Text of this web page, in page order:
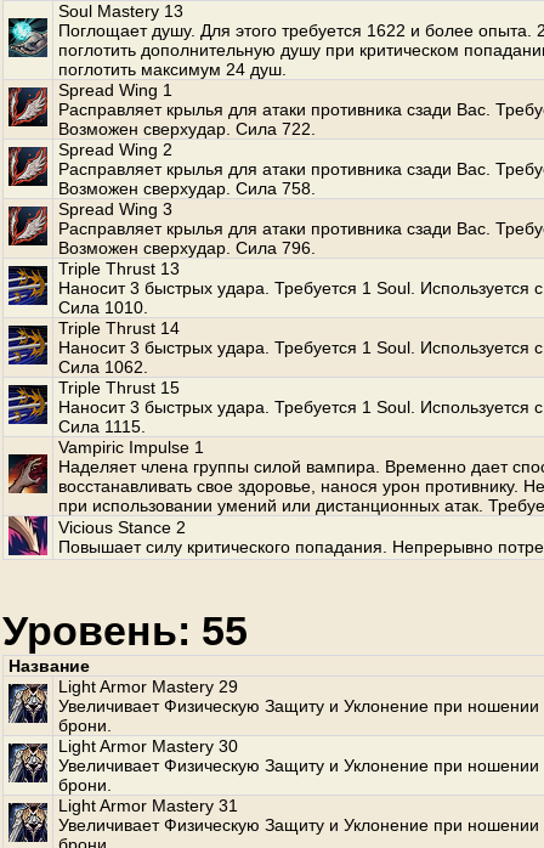
Soul Mastery 13
Поглощает душу. Для этого требуется 1622 и более опыта.
поглотить дополнительную душу при критическом
поглотить максимум 24 душ.
Spread Wing 1
Расправляет крылья для атаки противника сзади Вас.
Возможен сверхудар. Сила 722.
Spread Wing 2
Расправляет крылья для атаки противника сзади Вас.
Возможен сверхудар. Сила 758.
Spread Wing 3
Расправляет крылья для атаки противника сзади Вас.
Возможен сверхудар. Сила 796.
Triple Thrust 13
Наносит 3 быстрых удара. Требуется 1 Soul. Используется
Сила 1010.
Triple Thrust 14
Наносит 3 быстрых удара. Требуется 1 Soul. Используется
Сила 1062.
Triple Thrust 15
Наносит 3 быстрых удара. Требуется 1 Soul. Используется
Сила 1115.
Vampiric Impulse 1
Наделяет члена группы силой вампира. Временно дает
восстанавливать свое здоровье, нанося урон противнику.
при использовании умений или дистанционных атак.
Vicious Stance 2
Повышает силу критического попадания. Непрерывно
Уровень: 55
Название
Light Armor Mastery 29
Увеличивает Физическую Защиту и Уклонение при ношении
брони.
Light Armor Mastery 30
Увеличивает Физическую Защиту и Уклонение при ношении
брони.
Light Armor Mastery 31
Увеличивает Физическую Защиту и Уклонение при ношении